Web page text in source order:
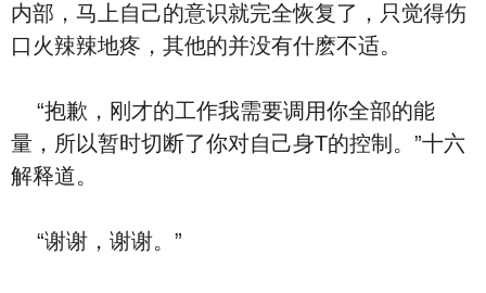
内部，马上自己的意识就完全恢复了，只觉得伤
口火辣辣地疼，其他的并没有什麽不适。
“抱歉，刚才的工作我需要调用你全部的能
量，所以暂时切断了你对自己身T的控制。”十六
解释道。
“谢谢，谢谢。”